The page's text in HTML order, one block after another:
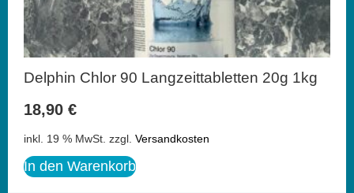
Delphin Chlor 90 Langzeittabletten 20g 1kg
18,90 €
inkl. 19 % MwSt. zzgl. Versandkosten
In den Warenkorb